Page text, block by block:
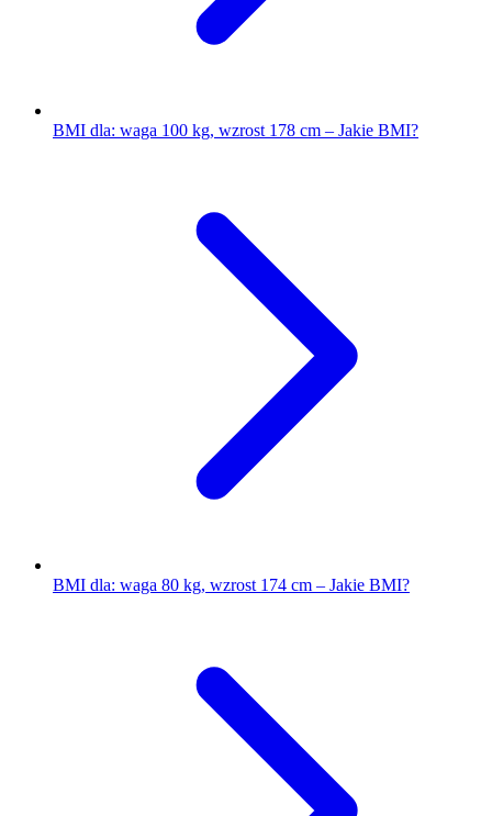
BMI dla: waga 100 kg, wzrost 178 cm – Jakie BMI?
BMI dla: waga 80 kg, wzrost 174 cm – Jakie BMI?